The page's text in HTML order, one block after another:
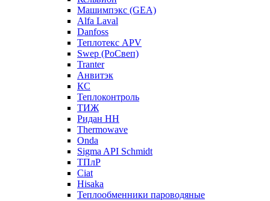
Машимпэкс (GEA)
Alfa Laval
Danfoss
Теплотекс APV
Swep (РоСвеп)
Tranter
Анвитэк
КС
Теплоконтроль
ТИЖ
Ридан НН
Thermowave
Onda
Sigma API Schmidt
ТПлР
Ciat
Hisaka
Теплообменники пароводяные